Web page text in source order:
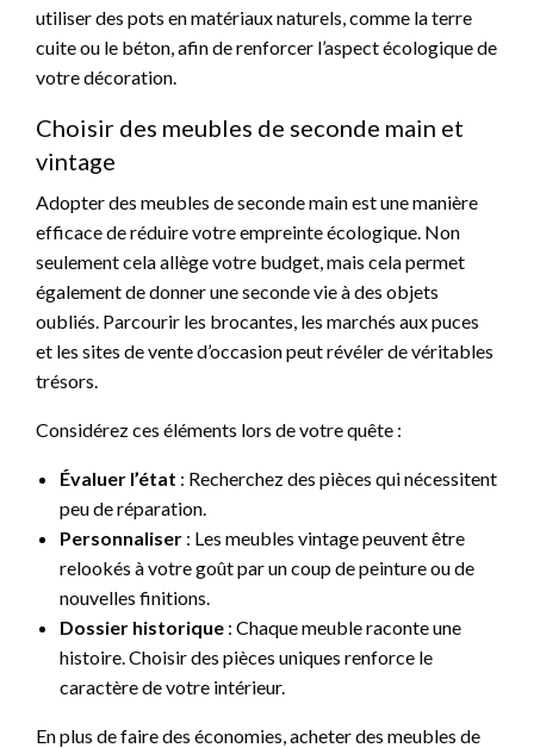
utiliser des pots en matériaux naturels, comme la terre
cuite ou le béton, afin de renforcer l’aspect écologique de
votre décoration.
Choisir des meubles de seconde main et
vintage
Adopter des meubles de seconde main est une manière
efficace de réduire votre empreinte écologique. Non
seulement cela allège votre budget, mais cela permet
également de donner une seconde vie à des objets
oubliés. Parcourir les brocantes, les marchés aux puces
et les sites de vente d’occasion peut révéler de véritables
trésors.
Considérez ces éléments lors de votre quête :
Évaluer l’état : Recherchez des pièces qui nécessitent
peu de réparation.
Personnaliser : Les meubles vintage peuvent être
relookés à votre goût par un coup de peinture ou de
nouvelles finitions.
Dossier historique : Chaque meuble raconte une
histoire. Choisir des pièces uniques renforce le
caractère de votre intérieur.
En plus de faire des économies, acheter des meubles de